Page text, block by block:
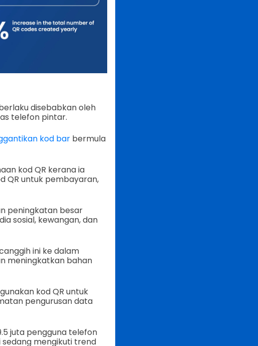
disebabkan oleh
telefon pintar.
kod barbermula
kod QR kerana ia
QR untuk pembayaran,
peningkatan besar
sosial, kewangan, dan
ini ke dalam
meningkatkan bahan
kod QR untuk
pengurusan data
juta pengguna telefon
mengikuti trend